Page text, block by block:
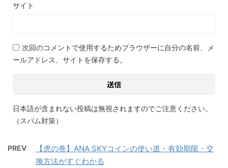
サイト
次回のコメントで使用するためブラウザーに自分の名前、メ
ールアドレス、サイトを保存する。
日本語が含まれない投稿は無視されますのでご注意ください。
（スパム対策）
PREV
【虎の巻】ANA SKYコインの使い道・有効期限・交
換方法がすぐわかる